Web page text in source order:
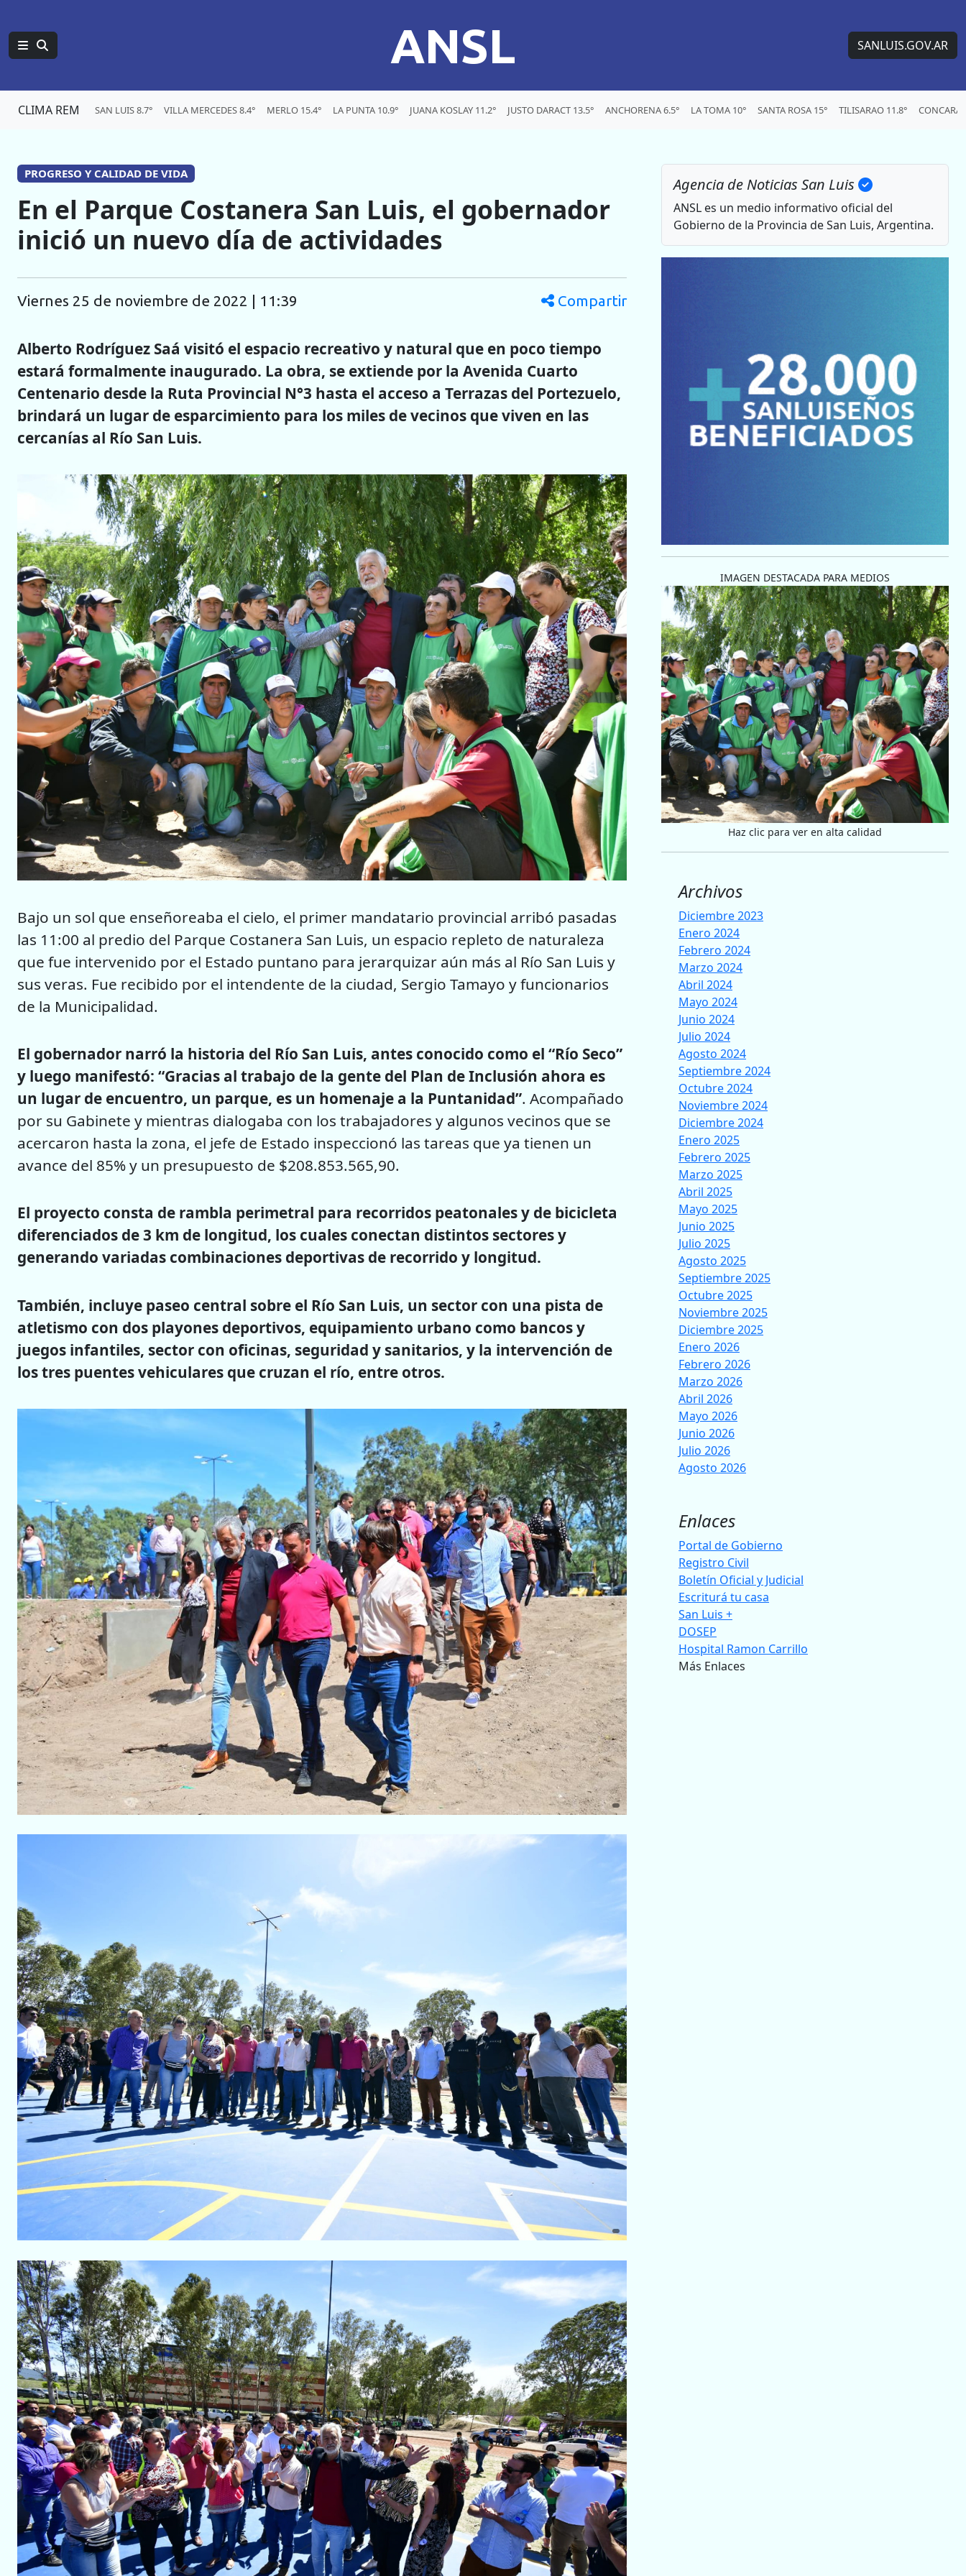
ANSL SANLUIS.GOV.AR
CLIMA REM SAN LUIS 8.7° VILLA MERCEDES 8.4° MERLO 15.4° LA PUNTA 10.9° JUANA KOSLAY 11.2° JUSTO DARACT 13.5° ANCHORENA 6.5° LA TOMA 10° SANTA ROSA 15° TILISARAO 11.8°
PROGRESO Y CALIDAD DE VIDA
En el Parque Costanera San Luis, el gobernador
inició un nuevo día de actividades
viernes 25 de noviembre de 2022 | 11:39 Compartir
Alberto Rodríguez Saá visitó el espacio recreativo y natural que en poco tiempo
estará formalmente inaugurado. La obra, se extiende por la Avenida Cuarto
Centenario desde la Ruta Provincial N°3 hasta el acceso a Terrazas del Portezuelo,
brindará un lugar de esparcimiento para los miles de vecinos que viven en las
cercanías al Río San Luis.
Bajo un sol que enseñoreaba el cielo, el primer mandatario provincial arribó pasadas
las 11:00 al predio del Parque Costanera San Luis, un espacio repleto de naturaleza
que fue intervenido por el Estado puntano para jerarquizar aún más al Río San Luis y
sus veras. Fue recibido por el intendente de la ciudad, Sergio Tamayo y funcionarios
de la Municipalidad.
El gobernador narró la historia del Río San Luis, antes conocido como el “Río Seco”
y luego manifestó: “Gracias al trabajo de la gente del Plan de Inclusión ahora es
un lugar de encuentro, un parque, es un homenaje a la Puntanidad”. Acompañado
por su Gabinete y mientras dialogaba con los trabajadores y algunos vecinos que se
acercaron hasta la zona, el jefe de Estado inspeccionó las tareas que ya tienen un
avance del 85% y un presupuesto de $208.853.565,90.
El proyecto consta de rambla perimetral para recorridos peatonales y de bicicleta
diferenciados de 3 km de longitud, los cuales conectan distintos sectores y
generando variadas combinaciones deportivas de recorrido y longitud.
También, incluye paseo central sobre el Río San Luis, un sector con una pista de
atletismo con dos playones deportivos, equipamiento urbano como bancos y
juegos infantiles, sector con oficinas, seguridad y sanitarios, y la intervención de
los tres puentes vehiculares que cruzan el río, entre otros.
Agencia de Noticias San Luis
ANSL es un medio informativo oficial del
Gobierno de la Provincia de San Luis, Argentina.
IMAGEN DESTACADA PARA MEDIOS
Haz clic para ver en alta calidad
Archivos
Diciembre 2023
Enero 2024
Febrero 2024
Marzo 2024
Abril 2024
Mayo 2024
Junio 2024
Julio 2024
Agosto 2024
Septiembre 2024
Octubre 2024
Noviembre 2024
Diciembre 2024
Enero 2025
Febrero 2025
Marzo 2025
Abril 2025
Mayo 2025
Junio 2025
Julio 2025
Agosto 2025
Septiembre 2025
Octubre 2025
Noviembre 2025
Diciembre 2025
Enero 2026
Febrero 2026
Marzo 2026
Abril 2026
Mayo 2026
Junio 2026
Julio 2026
Agosto 2026
Enlaces
Portal de Gobierno
Registro Civil
Boletín Oficial y Judicial
Escriturá tu casa
San Luis +
DOSEP
Hospital Ramon Carrillo
Más Enlaces